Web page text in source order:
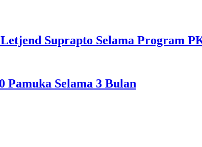
Suprapto Selama Program
Pamuka Selama 3 Bulan